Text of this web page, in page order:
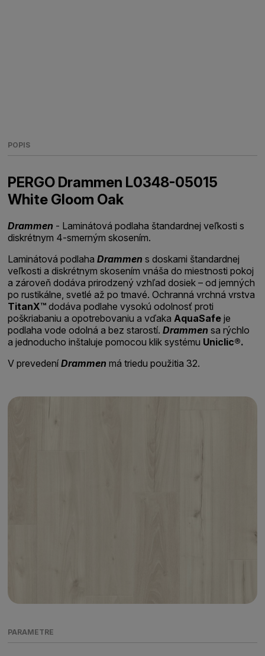
POPIS
PERGO Drammen L0348-05015
White Gloom Oak
Drammen - Laminátová podlaha štandardnej veľkosti s
diskrétnym 4-smerným skosením.
Laminátová podlahaDrammen s doskami štandardnej
veľkosti a diskrétnym skosením vnáša do miestnosti pokoj
a zároveň dodáva prirodzený vzhľad dosiek – od jemných
po rustikálne, svetlé až po tmavé. Ochranná vrchná vrstva
TitanX™ dodáva podlahe vysokú odolnosť proti
poškriabaniu a opotrebovaniu a vďaka AquaSafe je
podlaha vode odolná a bez starostí.Drammen sa rýchlo
a jednoducho inštaluje pomocou klik systému Uniclic®.
V prevedeníDrammen má triedu použitia 32.
PARAMETRE